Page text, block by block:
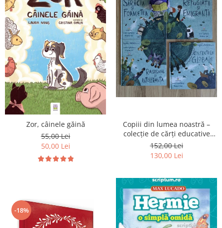
Zor, câinele găină
55,00 Lei
50,00 Lei
Copiii din lumea noastră –
colecție de cărți educative
pentru copii
152,00 Lei
130,00 Lei
-18%